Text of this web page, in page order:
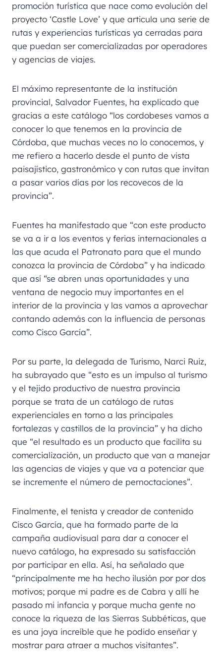
promoción turística que nace como evolución del
proyecto ‘Castle Love’ y que articula una serie de
rutas y experiencias turísticas ya cerradas para
que puedan ser comercializadas por operadores
y agencias de viajes.
El máximo representante de la institución
provincial, Salvador Fuentes, ha explicado que
gracias a este catálogo “los cordobeses vamos a
conocer lo que tenemos en la provincia de
Córdoba, que muchas veces no lo conocemos, y
me refiero a hacerlo desde el punto de vista
paisajístico, gastronómico y con rutas que invitan
a pasar varios días por los recovecos de la
provincia”.
Fuentes ha manifestado que “con este producto
se va a ir a los eventos y ferias internacionales a
las que acuda el Patronato para que el mundo
conozca la provincia de Córdoba” y ha indicado
que así “se abren unas oportunidades y una
ventana de negocio muy importantes en el
interior de la provincia y las vamos a aprovechar
contando además con la influencia de personas
como Cisco García”.
Por su parte, la delegada de Turismo, Narci Ruiz,
ha subrayado que “esto es un impulso al turismo
y el tejido productivo de nuestra provincia
porque se trata de un catálogo de rutas
experienciales en torno a las principales
fortalezas y castillos de la provincia” y ha dicho
que “el resultado es un producto que facilita su
comercialización, un producto que van a manejar
las agencias de viajes y que va a potenciar que
se incremente el número de pernoctaciones”.
Finalmente, el tenista y creador de contenido
Cisco García, que ha formado parte de la
campaña audiovisual para dar a conocer el
nuevo catálogo, ha expresado su satisfacción
por participar en ella. Así, ha señalado que
“principalmente me ha hecho ilusión por por dos
motivos; porque mi padre es de Cabra y allí he
pasado mi infancia y porque mucha gente no
conoce la riqueza de las Sierras Subbéticas, que
es una joya increíble que he podido enseñar y
mostrar para atraer a muchos visitantes”.